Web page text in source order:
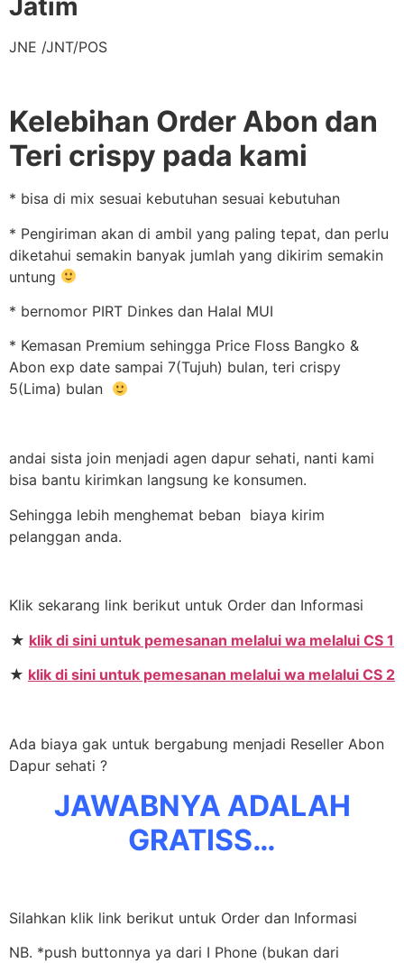
JNE /JNT/POS
Kelebihan Order Abon dan
Teri crispy pada kami
* bisa di mix sesuai kebutuhan sesuai kebutuhan
* Pengiriman akan di ambil yang paling tepat, dan perlu
diketahui semakin banyak jumlah yang dikirim semakin
untung
* bernomor PIRT Dinkes dan Halal MUI
* Kemasan Premium sehingga Price Floss Bangko &
Abon exp date sampai 7(Tujuh) bulan, teri crispy
5(Lima) bulan
andai sista join menjadi agen dapur sehati, nanti kami
bisa bantu kirimkan langsung ke konsumen.
Sehingga lebih menghemat beban biaya kirim
pelanggan anda.
Klik sekarang link berikut untuk Order dan Informasi
★ klik di sini untuk pemesanan melalui wa melalui CS 1
★ klik di sini untuk pemesanan melalui wa melalui CS 2
Ada biaya gak untuk bergabung menjadi Reseller Abon
Dapur sehati ?
JAWABNYA ADALAH
GRATISS…
Silahkan klik link berikut untuk Order dan Informasi
NB. *push buttonnya ya dari I Phone (bukan dari